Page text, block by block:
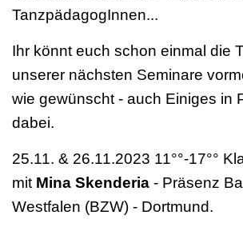
TanzpädagogInnen...
Ihr könnt euch schon einmal die
unserer nächsten Seminare
wie gewünscht - auch Einiges in
dabei.
25.11. & 26.11.2023 11°°-17°°
mit Mina Skenderia - Präsenz
Westfalen (BZW) - Dortmund.